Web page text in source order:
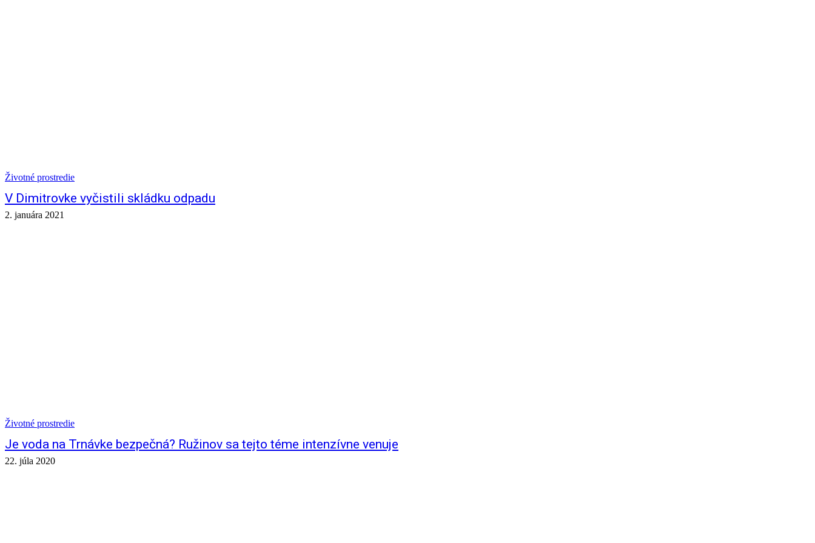
Životné prostredie
V Dimitrovke vyčistili skládku odpadu
2. januára 2021
Životné prostredie
Je voda na Trnávke bezpečná? Ružinov sa tejto téme intenzívne venuje
22. júla 2020